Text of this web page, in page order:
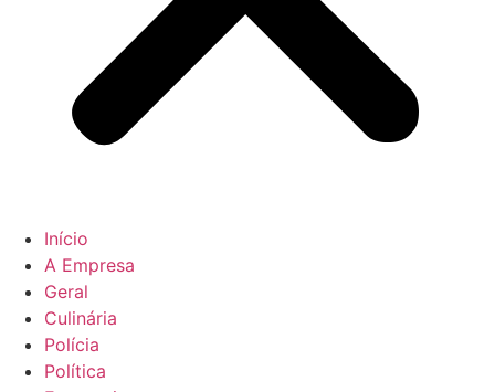
Início
A Empresa
Geral
Culinária
Polícia
Política